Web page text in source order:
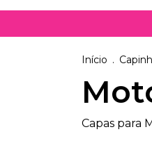
Início .
Capas para